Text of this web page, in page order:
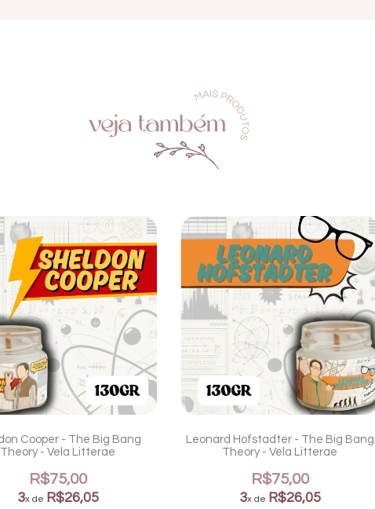
Cooper - The Big Bang
Theory - Vela Litterae
R$75,00
3x de R$26,05
Leonard Hofstadter - The Big Bang
Theory - Vela Litterae
R$75,00
3x de R$26,05